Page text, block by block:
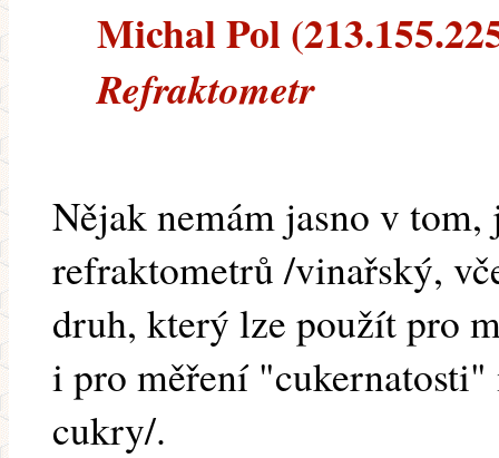
Michal Pol
Refraktometr
Nějak nemám jasno v
refraktometrů /vinařský,
druh, který lze použít pro
i pro měření
cukry/.